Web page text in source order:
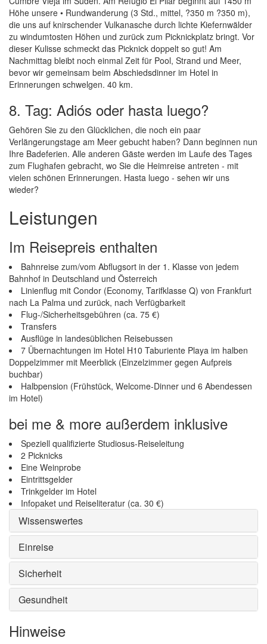
Höhe unsere • Rundwanderung (3 Std., mittel, ?350 m ?350 m),
die uns auf knirschender Vulkanasche durch lichte Kiefernwälder
zu windumtosten Höhen und zurück zum Picknickplatz bringt. Vor
dieser Kulisse schmeckt das Picknick doppelt so gut! Am
Nachmittag bleibt noch einmal Zeit für Pool, Strand und Meer,
bevor wir gemeinsam beim Abschiedsdinner im Hotel in
Erinnerungen schwelgen. 40 km.
8. Tag: Adiós oder hasta luego?
Gehören Sie zu den Glücklichen, die noch ein paar
Verlängerungstage am Meer gebucht haben? Dann beginnen nun
Ihre Badeferien. Alle anderen Gäste werden im Laufe des Tages
zum Flughafen gebracht, wo Sie die Heimreise antreten - mit
vielen schönen Erinnerungen. Hasta luego - sehen wir uns
wieder?
Leistungen
Im Reisepreis enthalten
Bahnreise zum/vom Abflugsort in der 1. Klasse von jedem
Bahnhof in Deutschland und Österreich
Linienflug mit Condor (Economy, Tarifklasse Q) von Frankfurt
nach La Palma und zurück, nach Verfügbarkeit
Flug-/Sicherheitsgebühren (ca. 75 €)
Transfers
Ausflüge in landesüblichen Reisebussen
7 Übernachtungen im Hotel H10 Taburiente Playa im halben
Doppelzimmer mit Meerblick (Einzelzimmer gegen Aufpreis
buchbar)
Halbpension (Frühstück, Welcome-Dinner und 6 Abendessen
im Hotel)
bei me & more außerdem inklusive
Speziell qualifizierte Studiosus-Reiseleitung
2 Picknicks
Eine Weinprobe
Eintrittsgelder
Trinkgelder im Hotel
Infopaket und Reiseliteratur (ca. 30 €)
Wissenswertes
Einreise
Sicherheit
Gesundheit
Hinweise